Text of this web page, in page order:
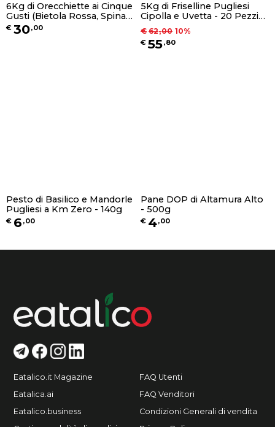
6Kg di Orecchiette ai Cinque
Gusti (Bietola Rossa, Spinaci,
Nero di Seppia, Curcuma e
Classiche) - 12 Pezzi da 500g
€ 30,00
5Kg di Friselline Pugliesi
Cipolla e Uvetta - 20 Pezzi
da 250g
€ 62,00 10%
€ 55,80
Pesto di Basilico e Mandorle
Pugliesi a Km Zero - 140g
€ 6 ,00
Pane DOP di Altamura Alto
- 500g
€ 4,00
Eatalico.it Magazine
Eatalica.ai
Eatalico.business
FAQ Utenti
FAQ Venditori
Condizioni Generali di vendita